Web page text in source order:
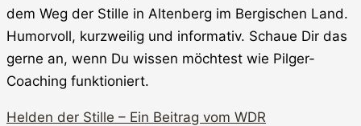
dem Weg der Stille in Altenberg im Bergischen Land.
Humorvoll, kurzweilig und informativ. Schaue Dir das
gerne an, wenn Du wissen möchtest wie Pilger-
Coaching funktioniert.
Helden der Stille – Ein Beitrag vom WDR